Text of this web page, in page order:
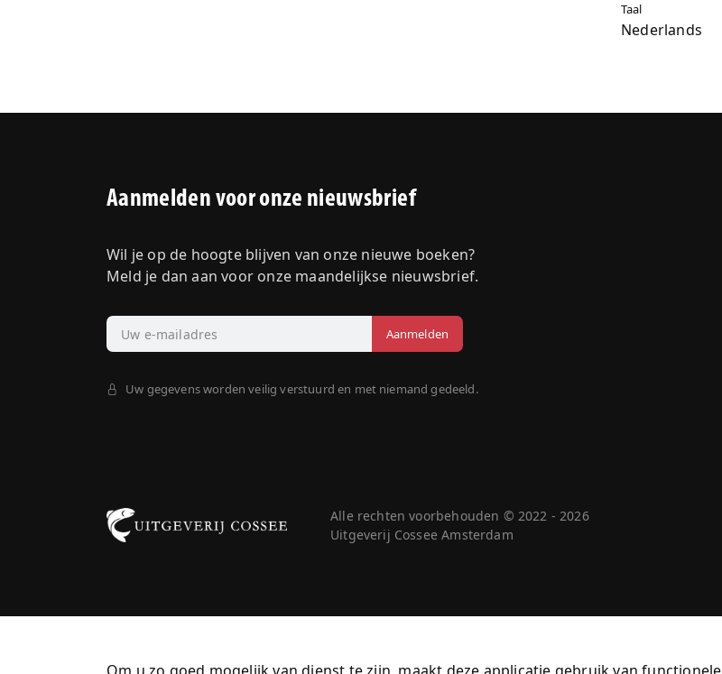
Taal
Nederlands
Aanmelden voor onze nieuwsbrief
Wil je op de hoogte blijven van onze nieuwe boeken?
Meld je dan aan voor onze maandelijkse nieuwsbrief.
Uw gegevens worden veilig verstuurd en met niemand gedeeld.
Alle rechten voorbehouden © 2022 - 2026
Uitgeverij Cossee Amsterdam